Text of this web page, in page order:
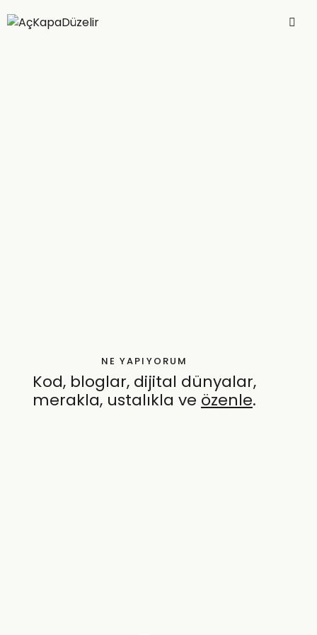
NE YAPIYORUM
Kod, bloglar, dijital dünyalar,
merakla, ustalıkla ve özenle.